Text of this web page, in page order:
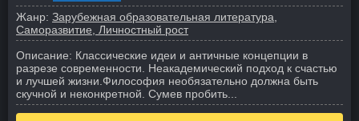
Жанр: Зарубежная образовательная литература
Саморазвитие, Личностный рост
Описание: Классические идеи и античные концепции в
разрезе современности. Неакадемический подход к счастью
и лучшей жизни. Философия необязательно должна быть
скучной и неконкретной. Сумев пробить...